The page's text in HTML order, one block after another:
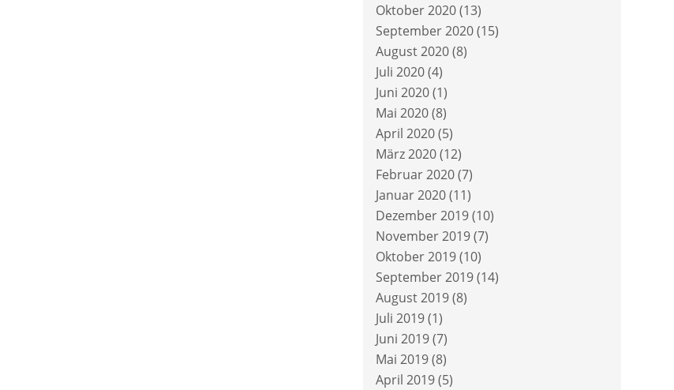
Oktober 2020(13)
September 2020(15)
August 2020(8)
Juli 2020(4)
Juni 2020(1)
Mai 2020(8)
April 2020(5)
März 2020(12)
Februar 2020(7)
Januar 2020(11)
Dezember 2019(10)
November 2019(7)
Oktober 2019(10)
September 2019(14)
August 2019(8)
Juli 2019(1)
Juni 2019(7)
Mai 2019(8)
April 2019(5)